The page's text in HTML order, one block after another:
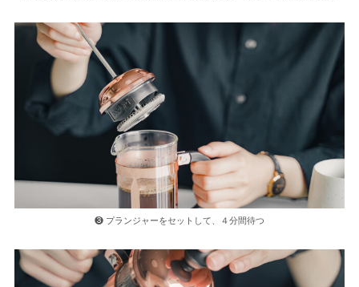
❸ プランジャーをセットして、４分間待つ